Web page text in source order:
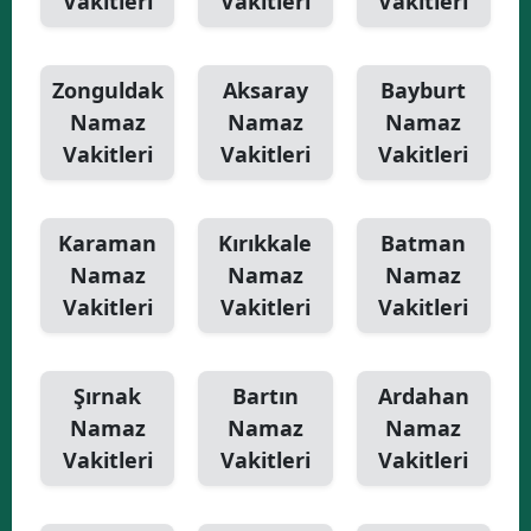
Zonguldak
Namaz
Vakitleri
Aksaray
Namaz
Vakitleri
Bayburt
Namaz
Vakitleri
Karaman
Namaz
Vakitleri
Kırıkkale
Namaz
Vakitleri
Batman
Namaz
Vakitleri
Şırnak
Namaz
Vakitleri
Bartın
Namaz
Vakitleri
Ardahan
Namaz
Vakitleri